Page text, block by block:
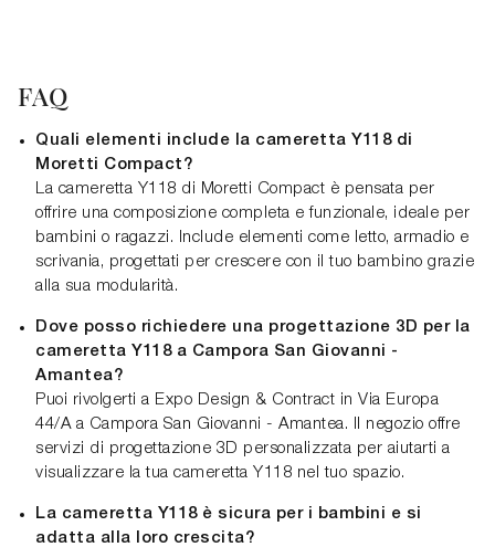
FAQ
Quali elementi include la cameretta Y118 di
Moretti Compact?
La cameretta Y118 di Moretti Compact è pensata per
offrire una composizione completa e funzionale, ideale per
bambini o ragazzi. Include elementi come letto, armadio e
scrivania, progettati per crescere con il tuo bambino grazie
alla sua modularità.
Dove posso richiedere una progettazione 3D per la
cameretta Y118 a Campora San Giovanni -
Amantea?
Puoi rivolgerti a Expo Design & Contract in Via Europa
44/A a Campora San Giovanni - Amantea. Il negozio offre
servizi di progettazione 3D personalizzata per aiutarti a
visualizzare la tua cameretta Y118 nel tuo spazio.
La cameretta Y118 è sicura per i bambini e si
adatta alla loro crescita?